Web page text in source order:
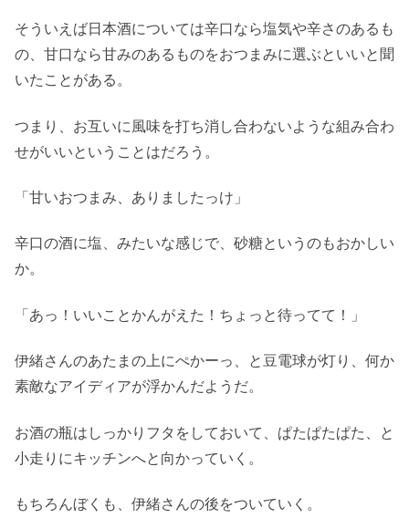
そういえば日本酒については辛口なら塩気や辛さのあるも
の、甘口なら甘みのあるものをおつまみに選ぶといいと聞
いたことがある。
つまり、お互いに風味を打ち消し合わないような組み合わ
せがいいということはだろう。
「甘いおつまみ、ありましたっけ」
辛口の酒に塩、みたいな感じで、砂糖というのもおかしい
か。
「あっ！いいことかんがえた！ちょっと待ってて！」
伊緒さんのあたまの上にぺかーっ、と豆電球が灯り、何か
素敵なアイディアが浮かんだようだ。
お酒の瓶はしっかりフタをしておいて、ぱたぱたぱた、と
小走りにキッチンへと向かっていく。
もちろんぼくも、伊緒さんの後をついていく。